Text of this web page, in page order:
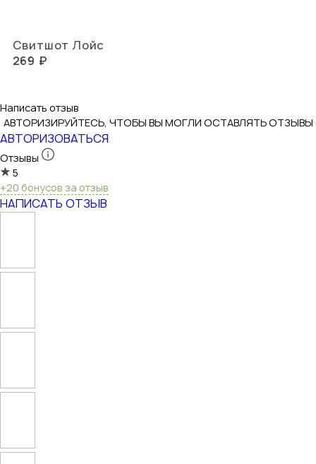
Свитшот Лойс
269 ₽
Написать отзыв
АВТОРИЗИРУЙТЕСЬ, ЧТОБЫ ВЫ МОГЛИ ОСТАВЛЯТЬ ОТЗЫВЫ
АВТОРИЗОВАТЬСЯ
Отзывы
5
+20 бонусов за отзыв
НАПИСАТЬ ОТЗЫВ